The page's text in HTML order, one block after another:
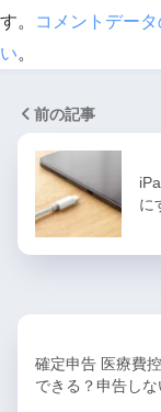
す。
コメントデー
い。
前の記事
に
確定申告 医療費
できる？申告しな